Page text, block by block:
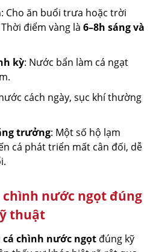
: Cho ăn buổi trưa hoặc trời
điểm vàng là6–8h sáng và
kỳ: Nước bẩn làm cá ngạt
cách ngày, sục khí thường
trưởng: Một số hộ lạm
cá phát triển mất cân đối, dễ
chình nước ngọt đúng
thuật
cá chình nước ngọt đúng kỹ